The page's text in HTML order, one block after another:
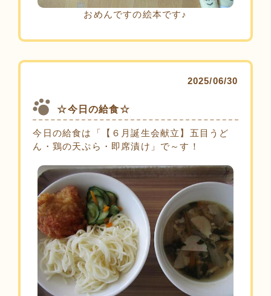
おめんですの絵本です♪
2025/06/30
☆今日の給食☆
今日の給食は「【６月誕生会献立】五目うど
ん・鶏の天ぷら・即席漬け」で～す！